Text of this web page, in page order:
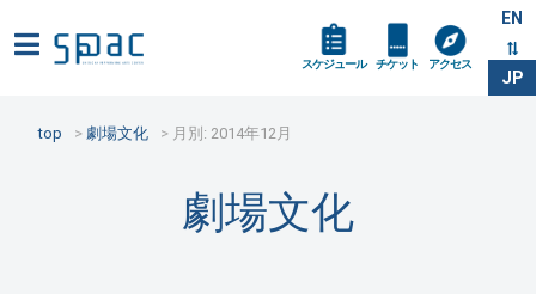
EN
JP
スケジュール チケット アクセス
top 劇場文化 月別: 2014年12月
劇場文化